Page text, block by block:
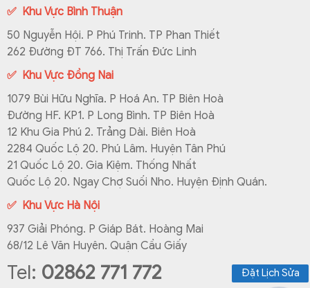
✅ Khu Vực Bình Thuận
50 Nguyễn Hội. P Phú Trinh. TP Phan Thiết
262 Đường ĐT 766. Thị Trấn Đức Linh
✅ Khu Vực Đồng Nai
1079 Bùi Hữu Nghĩa. P Hoá An. TP Biên Hoà
Đường HF. KP1. P Long Bình. TP Biên Hoà
12 Khu Gia Phú 2. Trảng Dài. Biên Hoà
2284 Quốc Lộ 20. Phú Lâm. Huyện Tân Phú
21 Quốc Lộ 20. Gia Kiệm. Thống Nhất
Quốc Lộ 20. Ngay Chợ Suối Nho. Huyện Định Quán.
✅ Khu Vực Hà Nội
937 Giải Phóng. P Giáp Bát. Hoàng Mai
68/12 Lê Văn Huyên. Quận Cầu Giấy
Tel: 02862 771 772 Đặt Lịch Sửa